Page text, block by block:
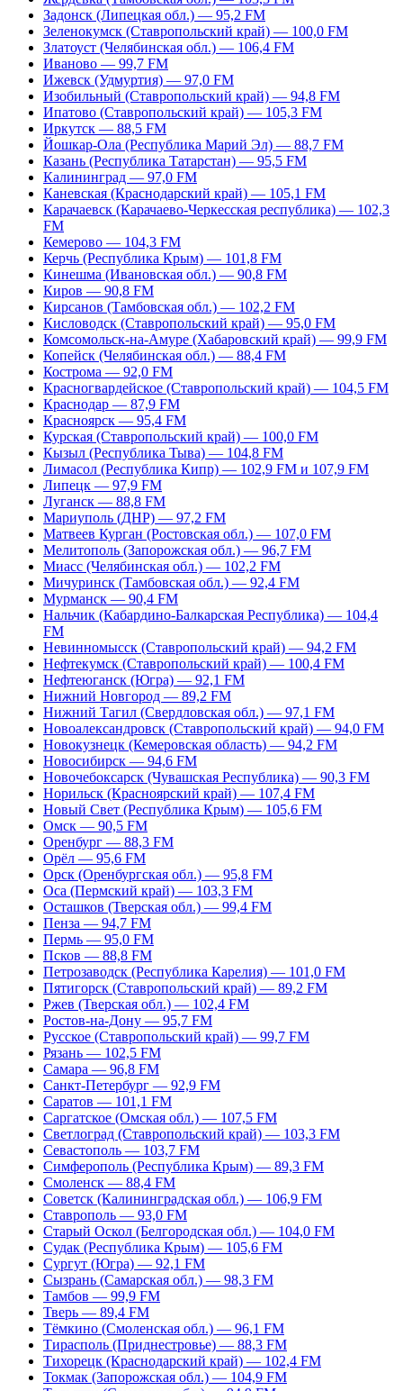
Задонск (Липецкая обл.) — 95,2 FM
Зеленокумск (Ставропольский край) — 100,0 FM
Златоуст (Челябинская обл.) — 106,4 FM
Иваново — 99,7 FM
Ижевск (Удмуртия) — 97,0 FM
Изобильный (Ставропольский край) — 94,8 FM
Ипатово (Ставропольский край) — 105,3 FM
Иркутск — 88,5 FM
Йошкар-Ола (Республика Марий Эл) — 88,7 FM
Казань (Республика Татарстан) — 95,5 FM
Калининград — 97,0 FM
Каневская (Краснодарский край) — 105,1 FM
Карачаевск (Карачаево-Черкесская республика) — 102,3
FM
Кемерово — 104,3 FM
Керчь (Республика Крым) — 101,8 FM
Кинешма (Ивановская обл.) — 90,8 FM
Киров — 90,8 FM
Кирсанов (Тамбовская обл.) — 102,2 FM
Кисловодск (Ставропольский край) — 95,0 FM
Комсомольск-на-Амуре (Хабаровский край) — 99,9 FM
Копейск (Челябинская обл.) — 88,4 FM
Кострома — 92,0 FM
Красногвардейское (Ставропольский край) — 104,5 FM
Краснодар — 87,9 FM
Красноярск — 95,4 FM
Курская (Ставропольский край) — 100,0 FM
Кызыл (Республика Тыва) — 104,8 FM
Лимасол (Республика Кипр) — 102,9 FM и 107,9 FM
Липецк — 97,9 FM
Луганск — 88,8 FM
Мариуполь (ДНР) — 97,2 FM
Матвеев Курган (Ростовская обл.) — 107,0 FM
Мелитополь (Запорожская обл.) — 96,7 FM
Миасс (Челябинская обл.) — 102,2 FM
Мичуринск (Тамбовская обл.) — 92,4 FM
Мурманск — 90,4 FM
Нальчик (Кабардино-Балкарская Республика) — 104,4
FM
Невинномысск (Ставропольский край) — 94,2 FM
Нефтекумск (Ставропольский край) — 100,4 FM
Нефтеюганск (Югра) — 92,1 FM
Нижний Новгород — 89,2 FM
Нижний Тагил (Свердловская обл.) — 97,1 FM
Новоалександровск (Ставропольский край) — 94,0 FM
Новокузнецк (Кемеровская область) — 94,2 FM
Новосибирск — 94,6 FM
Новочебоксарск (Чувашская Республика) — 90,3 FM
Норильск (Красноярский край) — 107,4 FM
Новый Свет (Республика Крым) — 105,6 FM
Омск — 90,5 FM
Оренбург — 88,3 FM
Орёл — 95,6 FM
Орск (Оренбургская обл.) — 95,8 FM
Оса (Пермский край) — 103,3 FM
Осташков (Тверская обл.) — 99,4 FM
Пенза — 94,7 FM
Пермь — 95,0 FM
Псков — 88,8 FM
Петрозаводск (Республика Карелия) — 101,0 FM
Пятигорск (Ставропольский край) — 89,2 FM
Ржев (Тверская обл.) — 102,4 FM
Ростов-на-Дону — 95,7 FM
Русское (Ставропольский край) — 99,7 FM
Рязань — 102,5 FM
Самара — 96,8 FM
Санкт-Петербург — 92,9 FM
Саратов — 101,1 FM
Саргатское (Омская обл.) — 107,5 FM
Светлоград (Ставропольский край) — 103,3 FM
Севастополь — 103,7 FM
Симферополь (Республика Крым) — 89,3 FM
Смоленск — 88,4 FM
Советск (Калининградская обл.) — 106,9 FM
Ставрополь — 93,0 FM
Старый Оскол (Белгородская обл.) — 104,0 FM
Судак (Республика Крым) — 105,6 FM
Сургут (Югра) — 92,1 FM
Сызрань (Самарская обл.) — 98,3 FM
Тамбов — 99,9 FM
Тверь — 89,4 FM
Тёмкино (Смоленская обл.) — 96,1 FM
Тирасполь (Приднестровье) — 88,3 FM
Тихорецк (Краснодарский край) — 102,4 FM
Токмак (Запорожская обл.) — 104,9 FM